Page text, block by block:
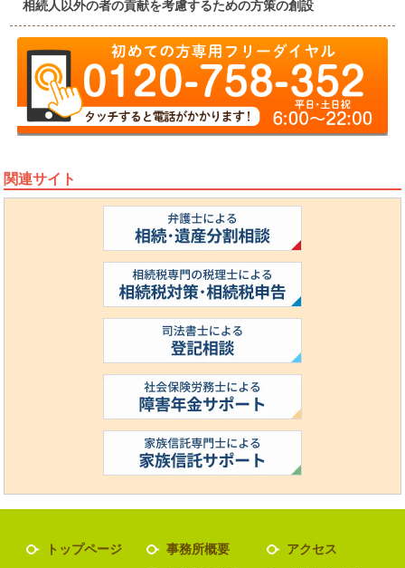
相続人以外の者の貢献を考慮するための方策の創設
関連サイト
トップページ
事務所概要
アクセス